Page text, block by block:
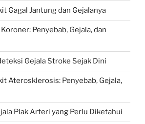
Gagal Jantung dan Gejalanya
Penyebab, Gejala, dan
Gejala Stroke Sejak Dini
Aterosklerosis: Penyebab, Gejala,
Plak Arteri yang Perlu Diketahui